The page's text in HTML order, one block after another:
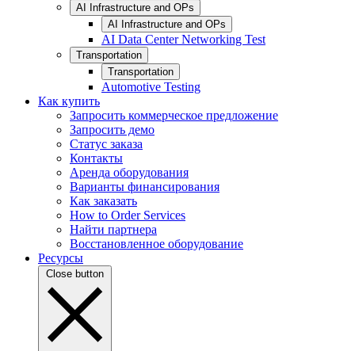
AI Infrastructure and OPs
AI Infrastructure and OPs
AI Data Center Networking Test
Transportation
Transportation
Automotive Testing
Как купить
Запросить коммерческое предложение
Запросить демо
Статус заказа
Контакты
Аренда оборудования
Варианты финансирования
Как заказать
How to Order Services
Найти партнера
Восстановленное оборудование
Ресурсы
Close button